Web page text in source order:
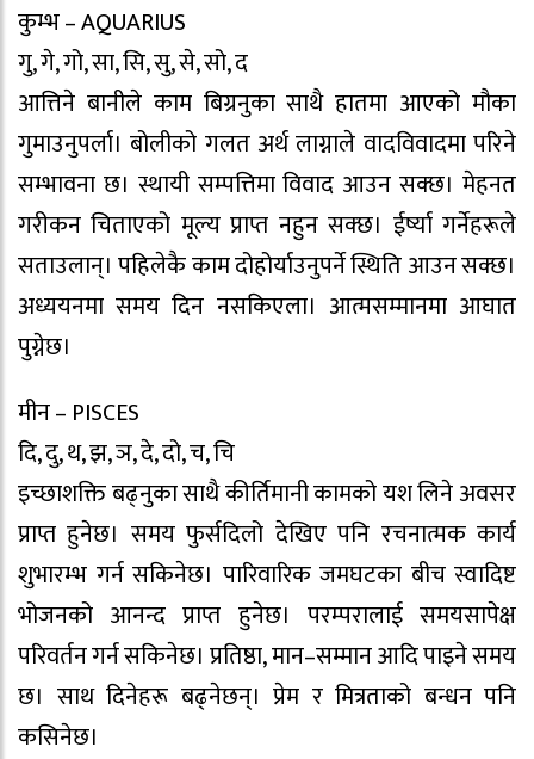
कुम्भ – AQUARIUS
गु, गे, गो, सा, सि, सु, से, सो, द
आत्तिने बानीले काम बिग्रनुका साथै हातमा आएको मौका
गुमाउनुपर्ला। बोलीको गलत अर्थ लाग्नाले वादविवादमा परिने
सम्भावना छ। स्थायी सम्पत्तिमा विवाद आउन सक्छ। मेहनत
गरीकन चिताएको मूल्य प्राप्त नहुन सक्छ। ईर्ष्या गर्नेहरूले
सताउलान्। पहिलेकै काम दोहोर्याउनुपर्ने स्थिति आउन सक्छ।
अध्ययनमा समय दिन नसकिएला। आत्मसम्मानमा आघात
पुग्नेछ।
मीन – PISCES
दि, दु, थ, झ, ञ, दे, दो, च, चि
इच्छाशक्ति बढ्नुका साथै कीर्तिमानी कामको यश लिने अवसर
प्राप्त हुनेछ। समय फुर्सदिलो देखिए पनि रचनात्मक कार्य
शुभारम्भ गर्न सकिनेछ। पारिवारिक जमघटका बीच स्वादिष्ट
भोजनको आनन्द प्राप्त हुनेछ। परम्परालाई समयसापेक्ष
परिवर्तन गर्न सकिनेछ। प्रतिष्ठा, मान–सम्मान आदि पाइने समय
छ। साथ दिनेहरू बढ्नेछन्। प्रेम र मित्रताको बन्धन पनि
कसिनेछ।